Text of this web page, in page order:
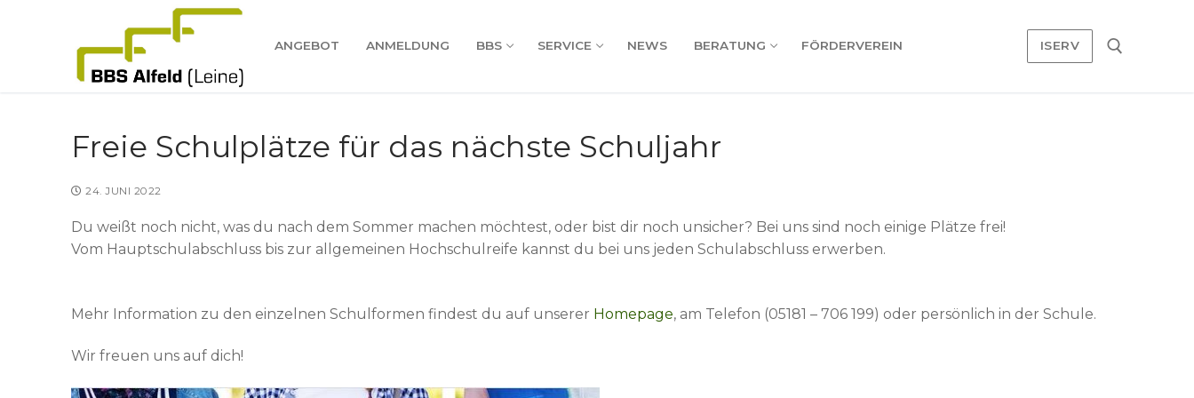
ANGEBOT ANMELDUNG BBS SERVICE NEWS BERATUNG FÖRDERVEREIN ISERV
Angebot
BBS
Freie Schulplätze für das nächste Schuljahr
24. JUNI 2022
Du weißt noch nicht, was du nach dem Sommer machen möchtest, oder bist dir noch unsicher? Bei uns sind noch einige Plätze frei!
Vom Hauptschulabschluss bis zur allgemeinen Hochschulreife kannst du bei uns jeden Schulabschluss erwerben.
Mehr Information zu den einzelnen Schulformen findest du auf unserer Homepage, am Telefon (05181 – 706 199) oder persönlich in der Schule.
Wir freuen uns auf dich!